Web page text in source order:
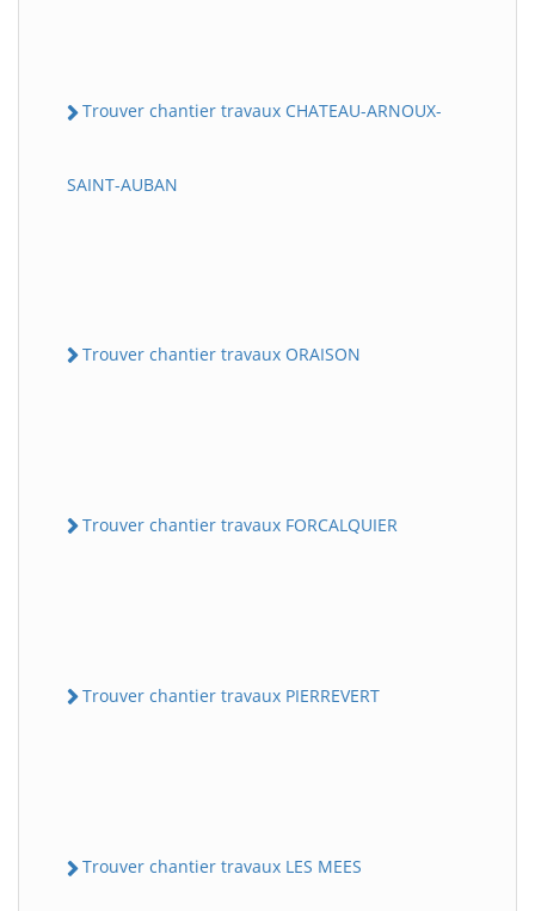
Trouver chantier travaux CHATEAU-ARNOUX-
SAINT-AUBAN
Trouver chantier travaux ORAISON
Trouver chantier travaux FORCALQUIER
Trouver chantier travaux PIERREVERT
Trouver chantier travaux LES MEES